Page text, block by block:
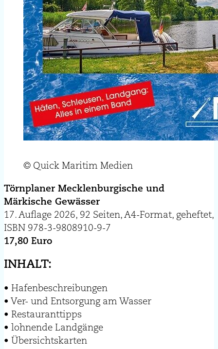
© Quick Maritim Medien
Törnplaner Mecklenburgische und
Märkische Gewässer
17. Auflage 2026, 92 Seiten, A4-Format, geheftet,
ISBN 978-3-9808910-9-7
17,80 Euro
INHALT:
• Hafenbeschreibungen
• Ver- und Entsorgung am Wasser
• Restauranttipps
• lohnende Landgänge
• Übersichtskarten